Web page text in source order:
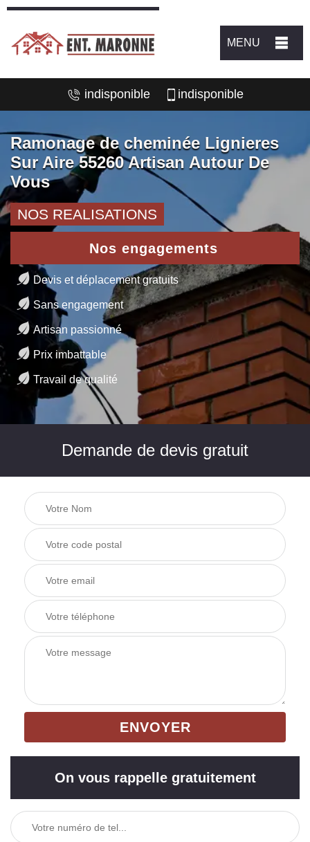
MENU
indisponible indisponible
Ramonage de cheminée Lignieres
Sur Aire 55260 Artisan Autour De
Vous
NOS REALISATIONS
Nos engagements
Devis et déplacement gratuits
Sans engagement
Artisan passionné
Prix imbattable
Travail de qualité
Demande de devis gratuit
On vous rappelle gratuitement